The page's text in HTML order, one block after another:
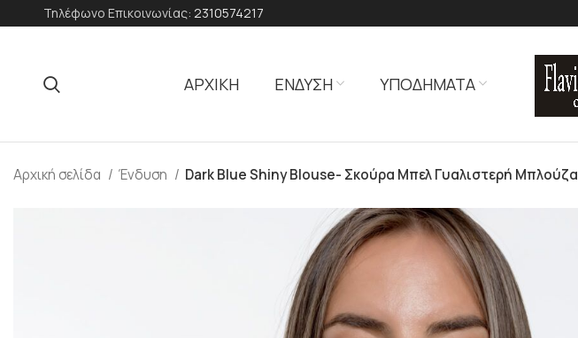
Τηλέφωνο Επικοινωνίας: 2310574217
ΑΡΧΙΚΗ ΕΝΔΥΣΗ ΥΠΟΔΗΜΑΤΑ
Αρχική σελίδα Ένδυση Dark Blue Shiny Blouse- Σκούρα Μπελ Γυαλιστερή Μπλούζα